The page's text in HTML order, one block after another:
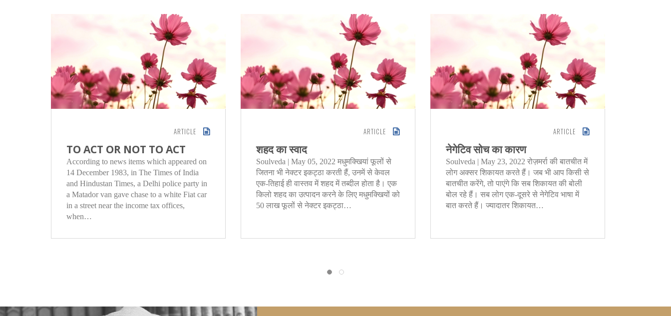
ARTICLE
TO ACT OR NOT TO ACT
According to news items which appeared on
14 December 1983, in The Times of India
and Hindustan Times, a Delhi police party in
a Matador van gave chase to a white Fiat car
in a street near the income tax offices,
when…
ARTICLE
शहद का स्वाद
Soulveda | May 05, 2022 मधुमक्खियां फूलों से
जितना भी नेक्टर इकट्ठा करती हैं, उनमें से केवल
एक-तिहाई ही वास्तव में शहद में तब्दील होता है। एक
किलो शहद का उत्पादन करने के लिए मधुमक्खियों को
50 लाख फूलों से नेक्टर इकट्ठा…
ARTICLE
नेगेटिव सोच का कारण
Soulveda | May 23, 2022 रोज़मर्रा की बातचीत में
लोग अक्सर शिकायत करते हैं। जब भी आप किसी से
बातचीत करेंगे, तो पाएंगे कि सब शिकायत की बोली
बोल रहे हैं। सब लोग एक-दूसरे से नेगेटिव भाषा में
बात करते हैं। ज्यादातर शिकायत…